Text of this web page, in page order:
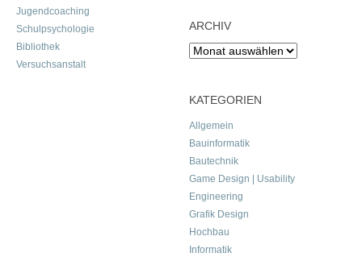
Jugendcoaching
Schulpsychologie
Bibliothek
Versuchsanstalt
ARCHIV
Archiv
KATEGORIEN
Allgemein
Bauinformatik
Bautechnik
Game Design | Usability
Engineering
Grafik Design
Hochbau
Informatik